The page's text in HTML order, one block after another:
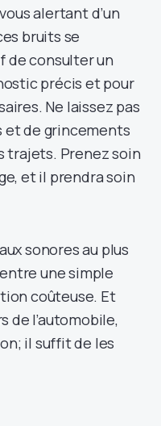
alertant d’un
bruits se
de consulter un
précis et pour
Ne laissez pas
et de grincements
trajets. Prenez soin
et il prendra soin
sonores au plus
une simple
coûteuse. Et
de l’automobile,
il suffit de les